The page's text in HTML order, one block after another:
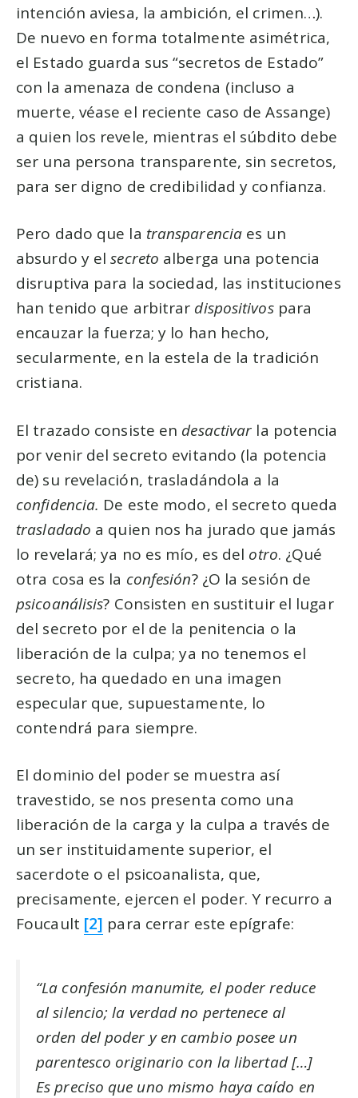
intención aviesa, la ambición, el crimen…).
De nuevo en forma totalmente asimétrica,
el Estado guarda sus “secretos de Estado”
con la amenaza de condena (incluso a
muerte, véase el reciente caso de Assange)
a quien los revele, mientras el súbdito debe
ser una persona transparente, sin secretos,
para ser digno de credibilidad y confianza.
Pero dado que la transparencia es un
absurdo y elsecreto alberga una potencia
disruptiva para la sociedad, las instituciones
han tenido que arbitrar dispositivospara
encauzar la fuerza; y lo han hecho,
secularmente, en la estela de la tradición
cristiana.
El trazado consiste en desactivar la potencia
por venir del secreto evitando (la potencia
de) su revelación, trasladándola a la
confidencia. De este modo, el secreto queda
trasladado a quien nos ha jurado que jamás
lo revelará; ya no es mío, es del otro. ¿Qué
otra cosa es la confesión? ¿O la sesión de
psicoanálisis? Consisten en sustituir el lugar
del secreto por el de la penitencia o la
liberación de la culpa; ya no tenemos el
secreto, ha quedado en una imagen
especular que, supuestamente, lo
contendrá para siempre.
El dominio del poder se muestra así
travestido, se nos presenta como una
liberación de la carga y la culpa a través de
un ser instituidamente superior, el
sacerdote o el psicoanalista, que,
precisamente, ejercen el poder. Y recurro a
Foucault [2] para cerrar este epígrafe:
“La confesión manumite, el poder reduce
al silencio; la verdad no pertenece al
orden del poder y en cambio posee un
parentesco originario con la libertad […]
Es preciso que uno mismo haya caído en